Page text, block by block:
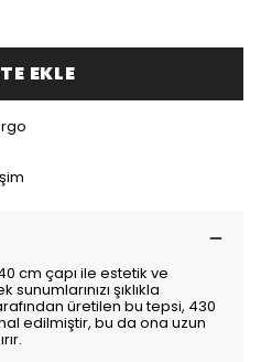
EKLE
cm çapı ile estetik ve
şıklıkla
üretilen bu tepsi, 430
edilmiştir, bu da ona uzun